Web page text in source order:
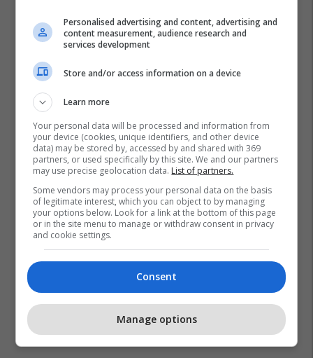
Personalised advertising and content, advertising and
content measurement, audience research and
services development
Store and/or access information on a device
Learn more
Your personal data will be processed and information from
your device (cookies, unique identifiers, and other device
data) may be stored by, accessed by and shared with 369
partners, or used specifically by this site. We and our partners
may use precise geolocation data. List of partners.
Some vendors may process your personal data on the basis
of legitimate interest, which you can object to by managing
your options below. Look for a link at the bottom of this page
or in the site menu to manage or withdraw consent in privacy
and cookie settings.
Consent
Manage options